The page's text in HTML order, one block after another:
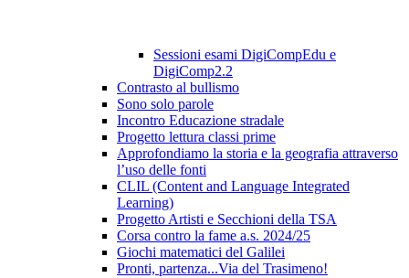
Sessioni esami DigiCompEdu e
DigiComp2.2
Contrasto al bullismo
Sono solo parole
Incontro Educazione stradale
Progetto lettura classi prime
Approfondiamo la storia e la geografia attraverso
l’uso delle fonti
CLIL (Content and Language Integrated
Learning)
Progetto Artisti e Secchioni della TSA
Corsa contro la fame a.s. 2024/25
Giochi matematici del Galilei
Pronti, partenza...Via del Trasimeno!